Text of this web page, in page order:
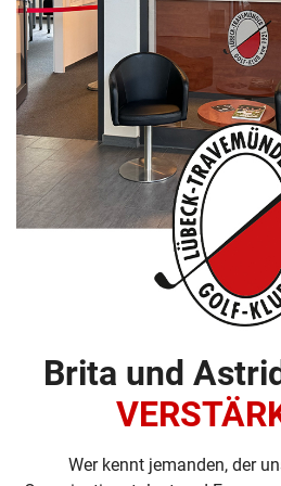
Brita und
Wer kennt jemanden, der